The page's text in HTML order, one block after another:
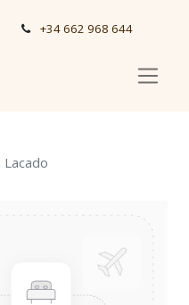
+34 662 968 644